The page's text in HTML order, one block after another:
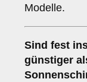
Modelle.
Sind fest
günstiger